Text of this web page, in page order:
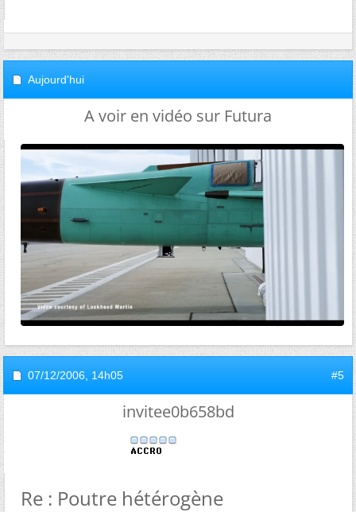
Aujourd'hui
A voir en vidéo sur Futura
07/12/2006, 14h05 #5
invitee0b658bd
Re : Poutre hétérogène